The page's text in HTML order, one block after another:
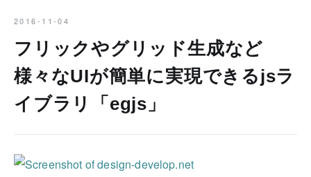
2016-11-04
フリックやグリッド生成など
様々なUIが簡単に実現できるjsラ
イブラリ「egjs」